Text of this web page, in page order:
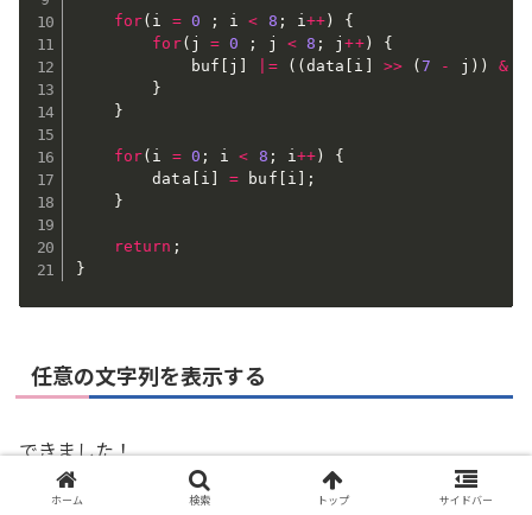
for( i = 0 ; i < 8 ; i++ )
{
for( j = 0 ; j < 8 ; j++)
{
            buf
j |= ( ( data i >> (7 - j ) ) &
}
}
for( i = 0 ; i < 8 ; i++ )
{
        data
i = buf i
;
}
return ;
}
任意の文字列を表示する
できました！
ホーム 検索 トップ サイドバー